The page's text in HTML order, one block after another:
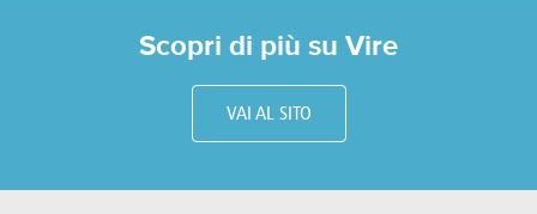
Scopri di più su Vire
VAI AL SITO